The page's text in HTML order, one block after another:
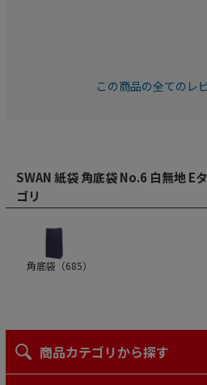
この商品の全てのレ
SWAN 紙袋 角底袋 No.6 白無地 E
ゴリ
角底袋（685）
商品カテゴリから探す